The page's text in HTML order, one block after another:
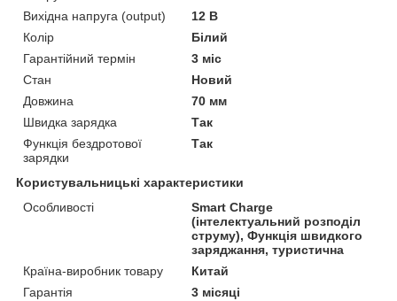
Вихідна напруга (output)
12 В
Колір
Білий
Гарантійний термін
3 міс
Стан
Новий
Довжина
70 мм
Швидка зарядка
Так
Функція бездротової
зарядки
Так
Користувальницькі характеристики
Особливості
Smart Charge
(інтелектуальний розподіл
струму), Функція швидкого
заряджання, туристична
Країна-виробник товару
Китай
Гарантія
3 місяці